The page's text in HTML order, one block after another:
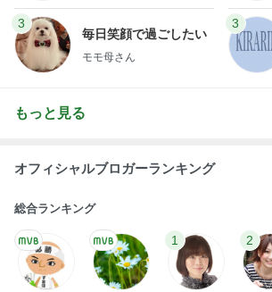
3
毎日笑顔で過ごしたい
モモ母さん
3
もっと見る
オフィシャルブロガーランキング
総合ランキング
1 2